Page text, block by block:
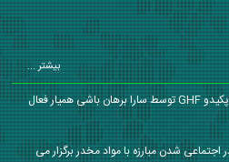
بیشتر ...
کسب مقام اول مسابقات کشوری هاپکیدو GHF توسط سارا برهان باشی همیار فعال
شدن مبارزه با مواد مخدر برگزار می